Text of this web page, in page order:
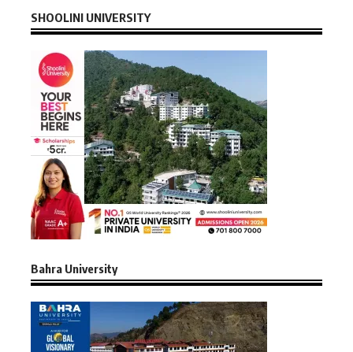
SHOOLINI UNIVERSITY
Bahra University